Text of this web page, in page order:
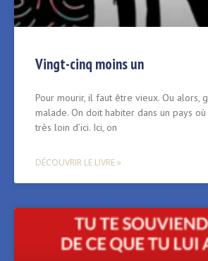
Vingt-cinq moins un
Pour mourir, il faut être vieux. Ou alors,
malade. On doit habiter dans un pays où
très loin d’ici. Ici, on
DÉCOUVRIR LE LIVRE »